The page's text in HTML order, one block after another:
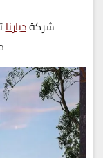
شركةديارنا